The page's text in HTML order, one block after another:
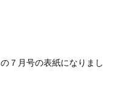
月号の表紙になりまし